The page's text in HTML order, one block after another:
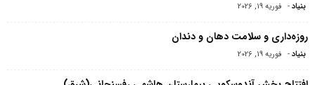
بنیاد- فوریه 19, 2026
روزه‌داری و سلامت دهان و دندان
بنیاد- فوریه 19, 2026